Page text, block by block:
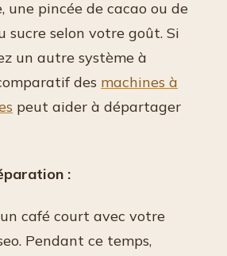
une pincée de cacao ou de
sucre selon votre goût. Si
un autre système à
des machines à
peut aider à départager
:
café court avec votre
Pendant ce temps,